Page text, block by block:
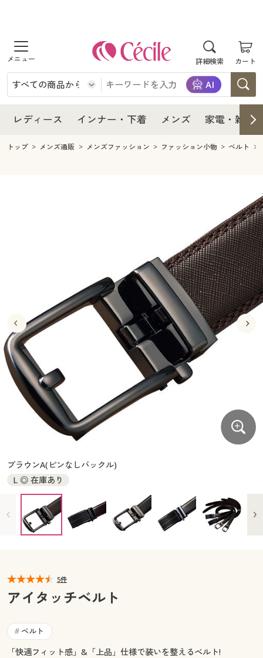
詳細検索 カート
商品を探す
レディース
レディースファッション
インナー・下着
インナー・下着通販すべて
メンズ
キッチン・雑貨・日用品
寝具・ベッド
カーテン・ラグ・ファブリック
美容・健康・サプリメント
制服・スクールすべて
制服・学生服
ジュニア・ティーンズ下着
大きいサイズ
大きいサイズ通販すべて
大きいサイズ レディース服
大きいサイズ レディース下着
大きいサイズ メンズ
大きいサイズ 事務・制服
バーゲン
バーゲンセール
シークレットセール
詳細検索
商品カテゴリ一覧
カタログ・チラシからのご注文
デジタルカタログ
カタログ無料プレゼント
マイページ
お気に入り
レディース インナー・下着 メンズ 家電・雑貨
レディース
レディース通販すべて
レディースファッション
インナー・下着
インナー・下着通販すべて
メンズ
カーテン・ラグ・ファブリック
制服・学生服
ジュニア・ティーンズ下着
大きいサイズ通販すべて
大きいサイズ レディース服
大きいサイズ レディース下着
大きいサイズ メンズ
大きいサイズ 事務・制服
バーゲンセール
シークレットセール
詳細検索
商品カテゴリ一覧
カタログ
カタログ・チラシからのご注文
カタログ無料プレゼント
会員メニュー
閲覧履歴
サポート
トップ メンズ通販 メンズファッション ファッション小物 ベルト
ブラウンA(ピンなしバックル)
L ◎ 在庫あり
5件
アイタッチベルト
# ベルト
「快適フィット感」&「上品」仕様で装いを整えるベルト!